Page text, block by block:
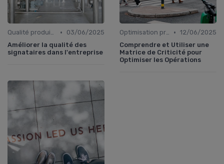
Qualité produit et service •
03/06/2025
Améliorer la qualité des
signataires dans l'entreprise
Optimisation processus • 12/06/2025
Comprendre et Utiliser une
Matrice de Criticité pour
Optimiser les Opérations